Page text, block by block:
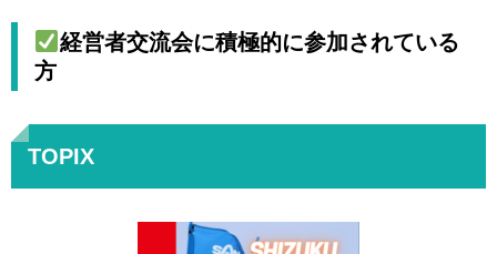
経営者交流会に積極的に参加されている
方
TOPIX